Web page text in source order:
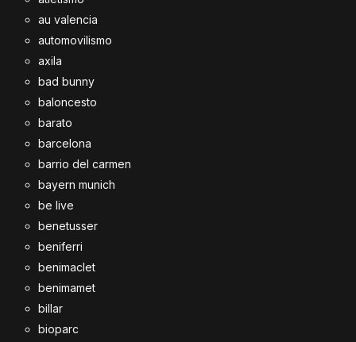
au valencia
automovilismo
axila
bad bunny
baloncesto
barato
barcelona
barrio del carmen
bayern munich
be live
benetusser
beniferri
benimaclet
benimamet
billar
bioparc